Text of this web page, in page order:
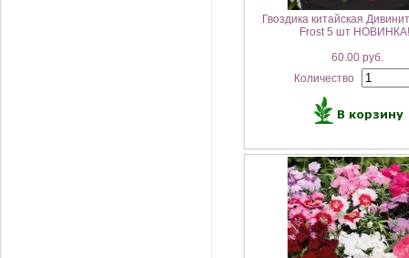
Гвоздика китайская
Frost 5 шт НОВИНКА!
60.00 руб.
Количество